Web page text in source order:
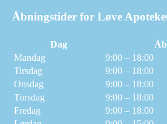
Åbningstider for Løve
Dag
Mandag
9:00 – 18:00
Tirsdag
9:00 – 18:00
Onsdag
9:00 – 18:00
Torsdag
9:00 – 18:00
Fredag
9:00 – 18:00